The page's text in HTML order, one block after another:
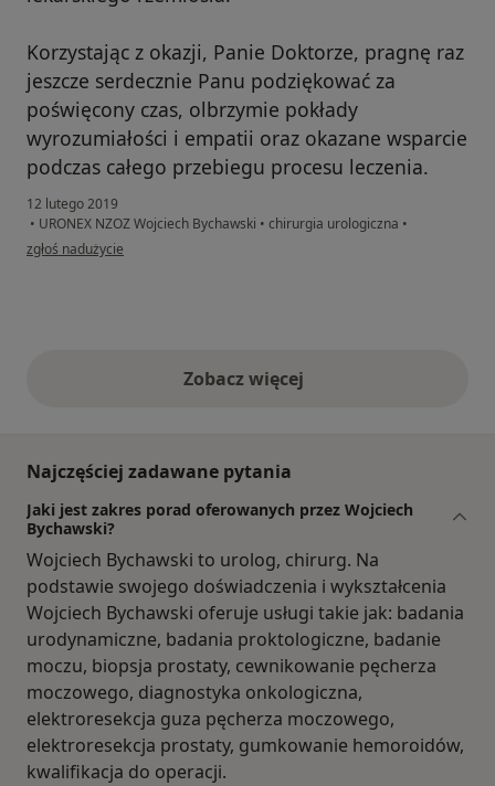
Korzystając z okazji, Panie Doktorze, pragnę raz
jeszcze serdecznie Panu podziękować za
poświęcony czas, olbrzymie pokłady
wyrozumiałości i empatii oraz okazane wsparcie
podczas całego przebiegu procesu leczenia.
12 lutego 2019
• URONEX NZOZ Wojciech Bychawski • chirurgia urologiczna •
w opinii użytkownika M.
zgłoś nadużycie
Zobacz więcejopinie powyżej
Najczęściej zadawane pytania
Jaki jest zakres porad oferowanych przez Wojciech
Bychawski?
Wojciech Bychawski to urolog, chirurg. Na
podstawie swojego doświadczenia i wykształcenia
Wojciech Bychawski oferuje usługi takie jak: badania
urodynamiczne, badania proktologiczne, badanie
moczu, biopsja prostaty, cewnikowanie pęcherza
moczowego, diagnostyka onkologiczna,
elektroresekcja guza pęcherza moczowego,
elektroresekcja prostaty, gumkowanie hemoroidów,
kwalifikacja do operacji.